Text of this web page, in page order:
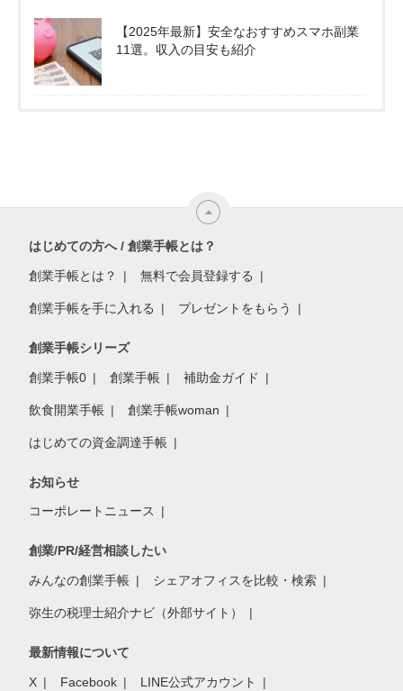
【2025年最新】安全なおすすめスマホ副業
11選。収入の目安も紹介
はじめての方へ / 創業手帳とは？
創業手帳とは？ 無料で会員登録する
創業手帳を手に入れる プレゼントをもらう
創業手帳シリーズ
創業手帳0 創業手帳 補助金ガイド
飲食開業手帳 創業手帳woman
はじめての資金調達手帳
お知らせ
コーポレートニュース
創業/PR/経営相談したい
みんなの創業手帳 シェアオフィスを比較・検索
弥生の税理士紹介ナビ（外部サイト）
最新情報について
X Facebook LINE公式アカウント